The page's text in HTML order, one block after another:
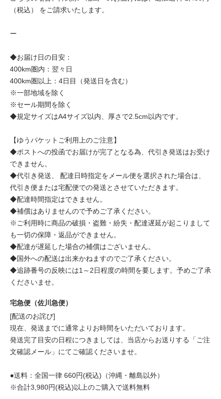
（税込） をご請求いたします。
ー
◆お届け日の目安：
400km圏内：翌々日
400km圏以上：4日目（発送日を含む）
※一部地域を除く
※セール期間を除く
◆規定サイズはA4サイズ以内、厚さで2.5cm以内です。
【ゆうパケットご利用上のご注意】
◆ポストへの投函でお届けが完了となる為、代引き発送はお受け
できません。
◆代引き発送、 配達日時指定をメール便を選択された場合は、
代引き便または宅配便での発送とさせていただきます。
◆配達時間指定はできません。
◆補償はありませんので予めご了承ください。
※ご利用時に商品の破損・盗難・紛失・配達遅延が起こりまして
も一切の保障・返品ができません。
◆配達が遅延した場合の補償はございません。
◆国外への配送は出来かねますのでご了承ください。
◆追跡番号の反映には1～2日程度の時間を要します。予めご了承
くださいませ。
宅急便（佐川急便）
[配送のお詫び]
現在、発送までに通常よりお時間をいただいております。
発送完了目安の日程につきましては、当店からお送りする「ご注
文確認メール」にてご確認くださいませ。
●送料：全国一律 660円(税込)（沖縄・離島以外）
※合計3,980円(税込)以上のご購入で送料無料